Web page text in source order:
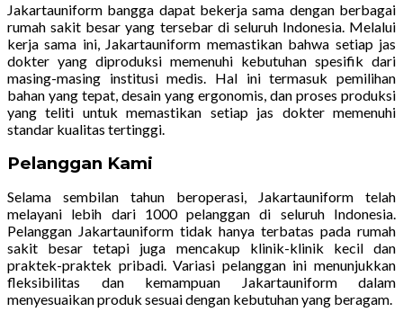
Jakartauniform bangga dapat bekerja sama dengan berbagai
rumah sakit besar yang tersebar di seluruh Indonesia. Melalui
kerja sama ini, Jakartauniform memastikan bahwa setiap jas
dokter yang diproduksi memenuhi kebutuhan spesifik dari
masing-masing institusi medis. Hal ini termasuk pemilihan
bahan yang tepat, desain yang ergonomis, dan proses produksi
yang teliti untuk memastikan setiap jas dokter memenuhi
standar kualitas tertinggi.
Pelanggan Kami
Selama sembilan tahun beroperasi, Jakartauniform telah
melayani lebih dari 1000 pelanggan di seluruh Indonesia.
Pelanggan Jakartauniform tidak hanya terbatas pada rumah
sakit besar tetapi juga mencakup klinik-klinik kecil dan
praktek-praktek pribadi. Variasi pelanggan ini menunjukkan
fleksibilitas dan kemampuan Jakartauniform dalam
menyesuaikan produk sesuai dengan kebutuhan yang beragam.